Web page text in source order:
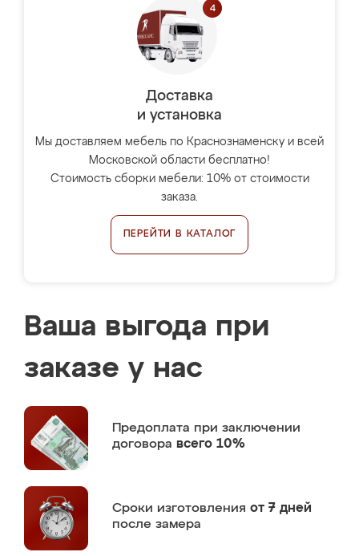
Доставка
и установка
Мы доставляем мебель по Краснознаменску и всей
Московской области бесплатно!
Стоимость сборки мебели: 10% от стоимости
заказа.
ПЕРЕЙТИ В КАТАЛОГ
Ваша выгода при
заказе у нас
Предоплата при заключении
договора всего 10%
Сроки изготовления от 7 дней
после замера